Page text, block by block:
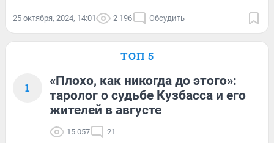
25 октября, 2024, 14:01 2 196 Обсудить
ТОП 5
1
«Плохо, как никогда до этого»:
таролог о судьбе Кузбасса и его
жителей в августе
15 057 21